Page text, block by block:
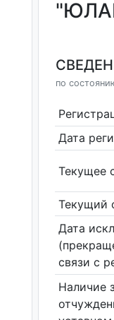
по
Дата
Текущее
Текущий
Дата
связи с
Наличие